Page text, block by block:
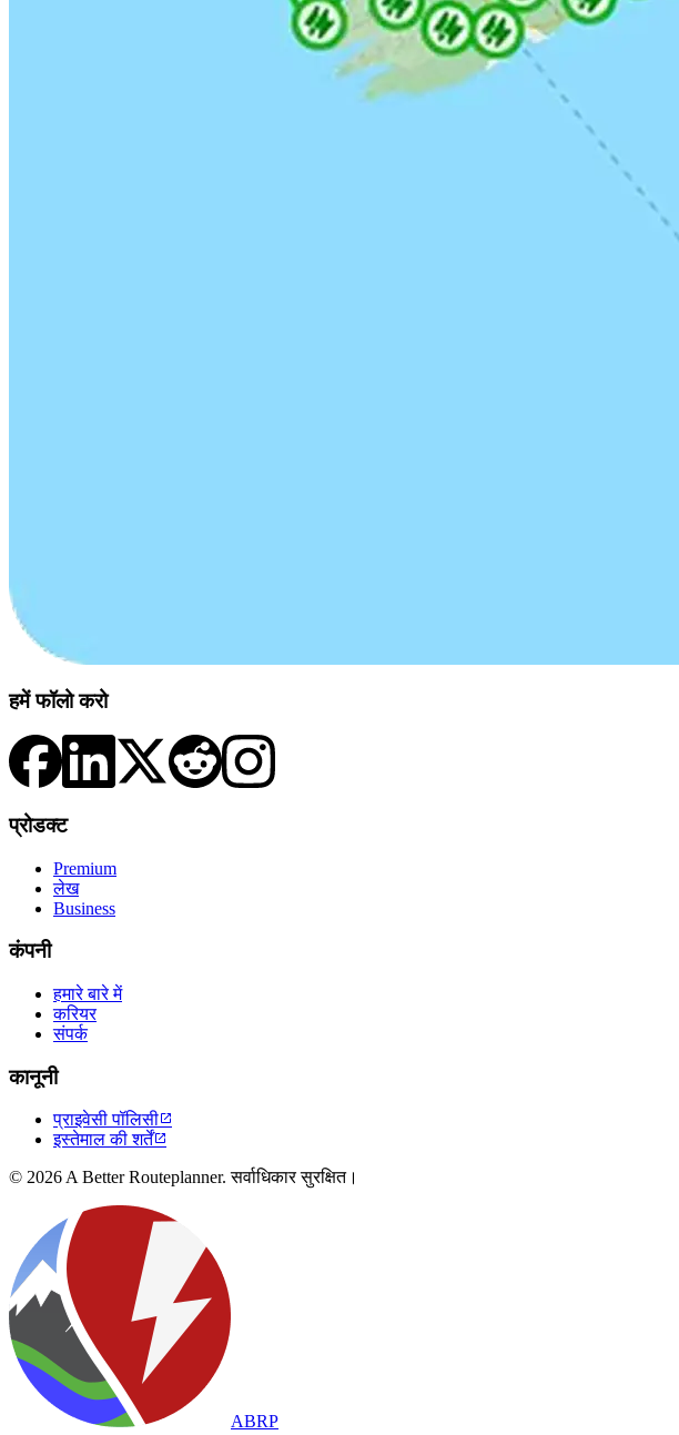
हमें फॉलो करो
प्रोडक्ट
Premium
लेख
Business
कंपनी
हमारे बारे में
करियर
संपर्क
कानूनी
प्राइवेसी पॉलिसी
इस्तेमाल की शर्तें
© 2026 A Better Routeplanner. सर्वाधिकार सुरक्षित।
ABRP